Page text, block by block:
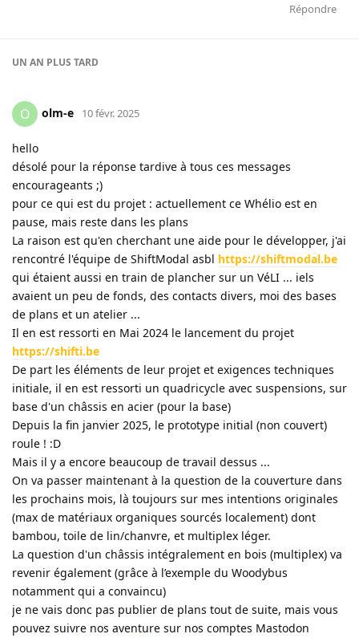
Répondre
UN AN PLUS TARD
O olm-e 10 févr. 2025
hello
désolé pour la réponse tardive à tous ces messages
encourageants ;)
pour ce qui est du projet : actuellement ce Whélio est en
pause, mais reste dans les plans
La raison est qu'en cherchant une aide pour le développer, j'ai
rencontré l'équipe de ShiftModal asbl https://shiftmodal.be
qui étaient aussi en train de plancher sur un VéLI ... iels
avaient un peu de fonds, des contacts divers, moi des bases
de plans et un atelier ...
Il en est ressorti en Mai 2024 le lancement du projet
https://shifti.be
De part les éléments de leur projet et exigences techniques
initiale, il en est ressorti un quadricycle avec suspensions, sur
base d'un châssis en acier (pour la base)
Depuis la fin janvier 2025, le prototype initial (non couvert)
roule ! :D
Mais il y a encore beaucoup de travail dessus ...
On va passer maintenant à la question de la couverture dans
les prochains mois, là toujours sur mes intentions originales
(max de matériaux organiques sourcés localement) dont
bambou, toile de lin/chanvre, et multiplex léger.
La question d'un châssis intégralement en bois (multiplex) va
revenir également (grâce à l’exemple du Woodybus
notamment qui a convaincu)
je ne vais donc pas publier de plans tout de suite, mais vous
pouvez suivre nos aventure sur nos comptes Mastodon